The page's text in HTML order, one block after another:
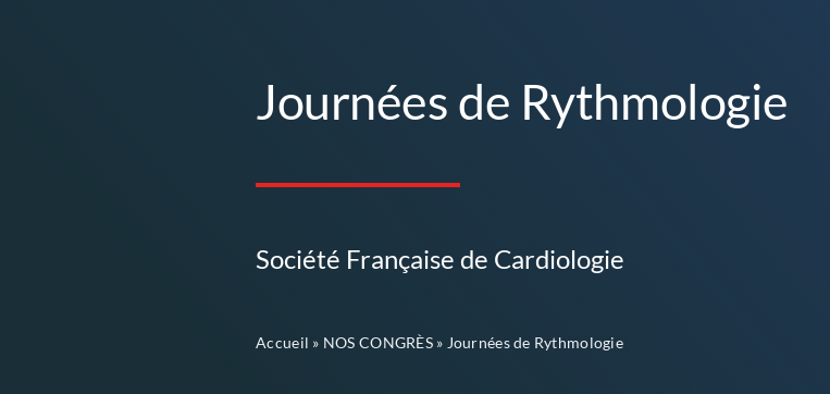
Journées de Rythmologie
Société Française de Cardiologie
Accueil » NOS CONGRÈS» Journées de Rythmologie